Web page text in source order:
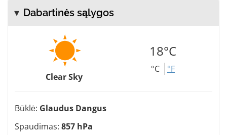
Dabartinės sąlygos
Clear Sky
18°C
°C °F
Būklė: Glaudus Dangus
Spaudimas: 857 hPa